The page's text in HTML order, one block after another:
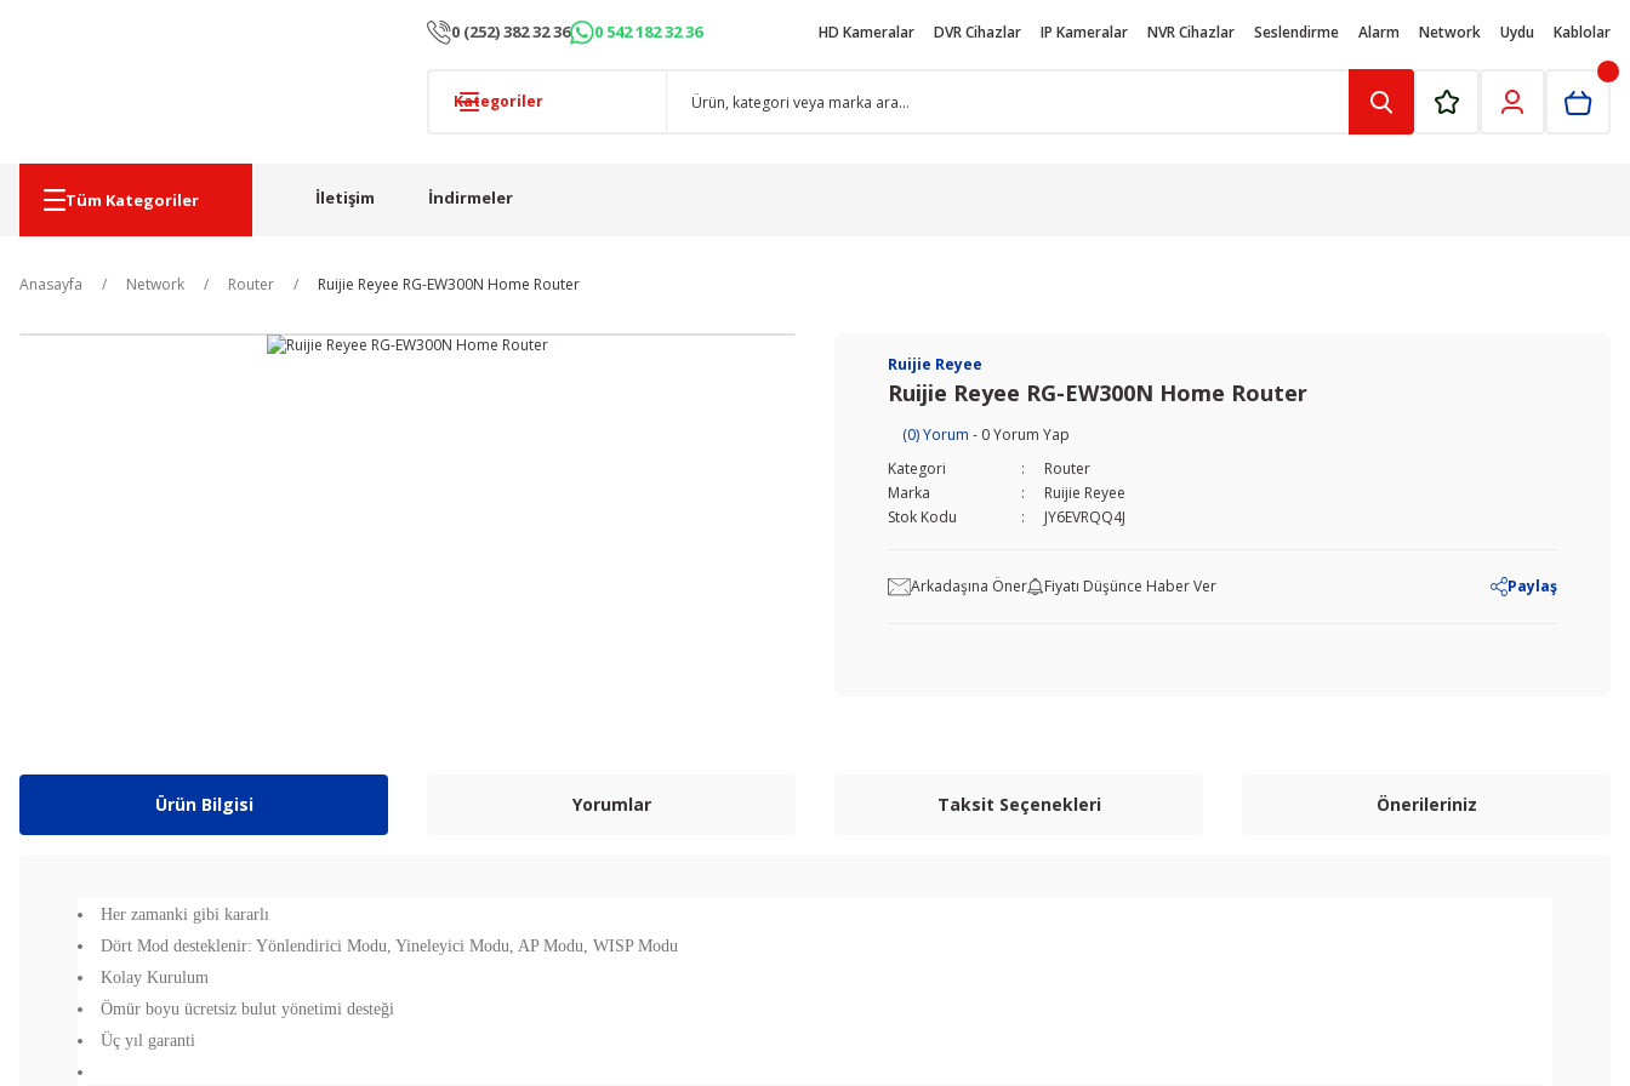
0 (252) 382 32 36 0 542 182 32 36 HD Kameralar DVR Cihazlar IP Kameralar NVR Cihazlar Seslendirme Alarm Network Uydu Kablolar
Tüm Kategoriler İletişim İndirmeler
Anasayfa Network Router Ruijie Reyee RG-EW300N Home Router
Ruijie Reyee
Ruijie Reyee RG-EW300N Home Router
(0) Yorum - 0 Yorum Yap
Kategori
Router
Marka
Ruijie Reyee
Stok Kodu
JY6EVRQQ4J
Arkadaşına Öner Fiyatı Düşünce Haber Ver Paylaş
Ürün Bilgisi Yorumlar Taksit Seçenekleri Önerileriniz
Her zamanki gibi kararlı
Dört Mod desteklenir: Yönlendirici Modu, Yineleyici Modu, AP Modu, WISP Modu
Kolay Kurulum
Ömür boyu ücretsiz bulut yönetimi desteği
Üç yıl garanti